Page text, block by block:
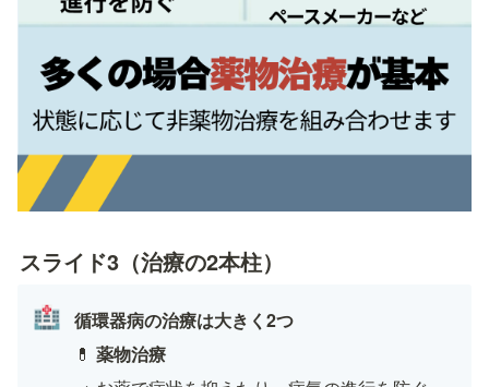
スライド3（治療の2本柱）
🏥 循環器病の治療は大きく2つ
💊 薬物治療